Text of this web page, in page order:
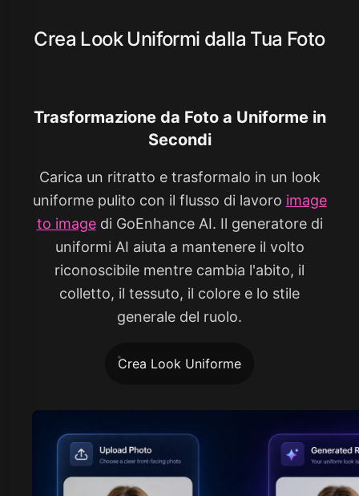
Crea Look Uniformi dalla Tua Foto
Trasformazione da Foto a Uniforme in
Secondi
Carica un ritratto e trasformalo in un look
uniforme pulito con il flusso di lavoro image
to imagedi GoEnhance AI. Il generatore di
uniformi AI aiuta a mantenere il volto
riconoscibile mentre cambia l'abito, il
colletto, il tessuto, il colore e lo stile
generale del ruolo.
Crea Look Uniforme